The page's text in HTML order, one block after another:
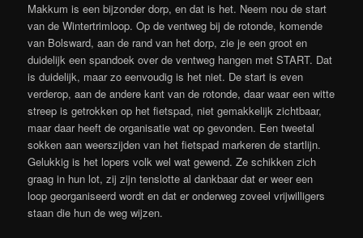
Makkum is een bijzonder dorp, en dat is het. Neem nou de start
van de Wintertrimloop. Op de ventweg bij de rotonde, komende
van Bolsward, aan de rand van het dorp, zie je een groot en
duidelijk een spandoek over de ventweg hangen met START. Dat
is duidelijk, maar zo eenvoudig is het niet. De start is even
verderop, aan de andere kant van de rotonde, daar waar een witte
streep is getrokken op het fietspad, niet gemakkelijk zichtbaar,
maar daar heeft de organisatie wat op gevonden. Een tweetal
sokken aan weerszijden van het fietspad markeren de startlijn.
Gelukkig is het lopers volk wel wat gewend. Ze schikken zich
graag in hun lot, zij zijn tenslotte al dankbaar dat er weer een
loop georganiseerd wordt en dat er onderweg zoveel vrijwilligers
staan die hun de weg wijzen.